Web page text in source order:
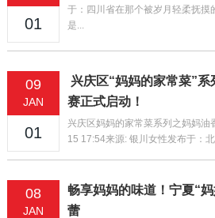
01
于：四川省在那个被岁月轻柔抚摸
是...
09
JAN
01
兴庆区“妈妈的家常菜”
赛正式启动！
兴庆区妈妈的家常菜系列之妈妈
15 17:54来源: 银川女性发布于：
08
JAN
畅享妈妈的味道！宁夏“
蕾